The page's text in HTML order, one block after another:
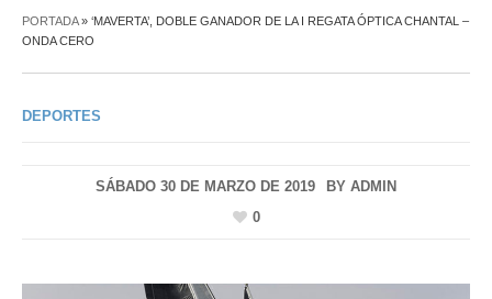
PORTADA» ‘MAVERTA’, DOBLE GANADOR DE LA I REGATA ÓPTICA CHANTAL –
ONDA CERO
DEPORTES
SÁBADO 30 DE MARZO DE 2019 BY ADMIN
0